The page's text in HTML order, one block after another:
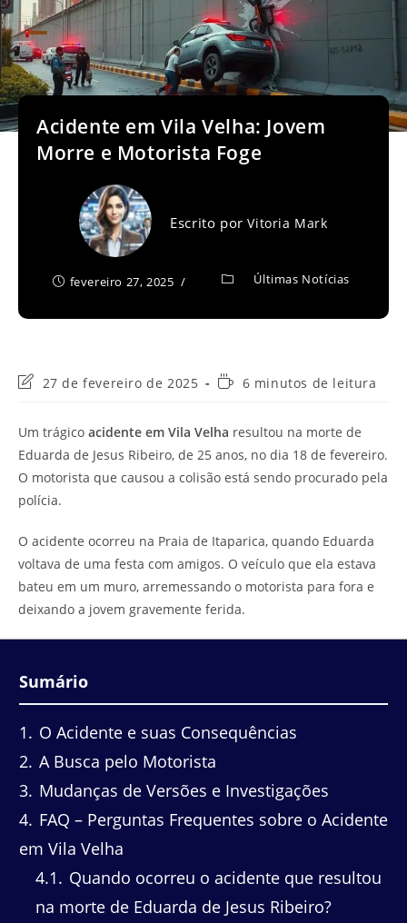
Acidente em Vila Velha: Jovem
Morre e Motorista Foge
Escrito porVitoria Mark
fevereiro 27, 2025 Últimas Notícias
Última
post:
27 de fevereiro de 2025
Tempo6 minutos de leitura
Um trágico acidente em Vila Velha resultou na morte de
Eduarda de Jesus Ribeiro, de 25 anos, no dia 18 de fevereiro.
O motorista que causou a colisão está sendo procurado pela
polícia.
O acidente ocorreu na Praia de Itaparica, quando Eduarda
voltava de uma festa com amigos. O veículo que ela estava
bateu em um muro, arremessando o motorista para fora e
deixando a jovem gravemente ferida.
Sumário
1
O Acidente e suas Consequências
2 A Busca pelo Motorista
3 Mudanças de Versões e Investigações
4 FAQ – Perguntas Frequentes sobre o Acidente
em Vila Velha
4.1
Quando ocorreu o acidente que resultou
na morte de Eduarda de Jesus Ribeiro?